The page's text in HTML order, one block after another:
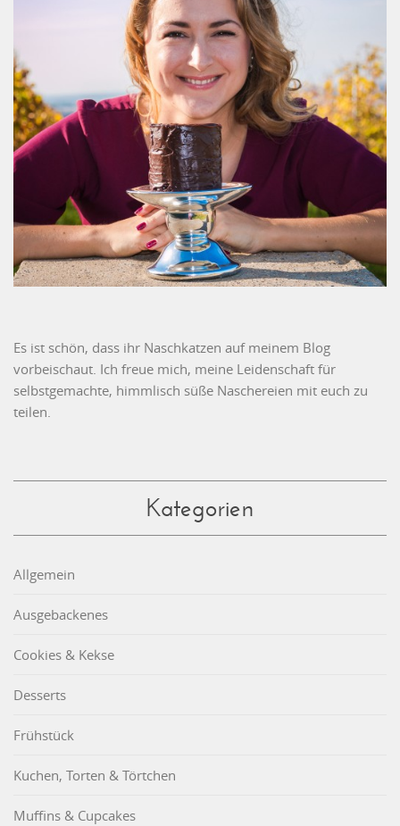
Es ist schön, dass ihr Naschkatzen auf meinem Blog
vorbeischaut. Ich freue mich, meine Leidenschaft für
selbstgemachte, himmlisch süße Naschereien mit euch zu
teilen.
Kategorien
Allgemein
Ausgebackenes
Cookies & Kekse
Desserts
Frühstück
Kuchen, Torten & Törtchen
Muffins & Cupcakes